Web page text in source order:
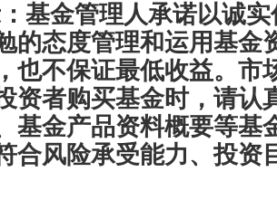
基金管理人承诺以诚
的态度管理和运用基金
也不保证最低收益。市
资者购买基金时，请认
基金产品资料概要等基
合风险承受能力、投资